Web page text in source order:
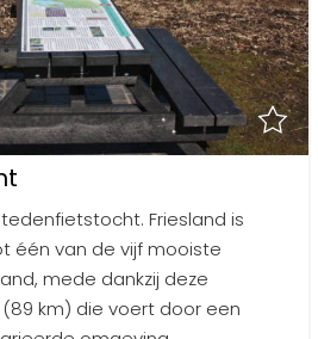
Friesland is
één van de vijf mooiste
mede dankzij deze
km) die voert door een